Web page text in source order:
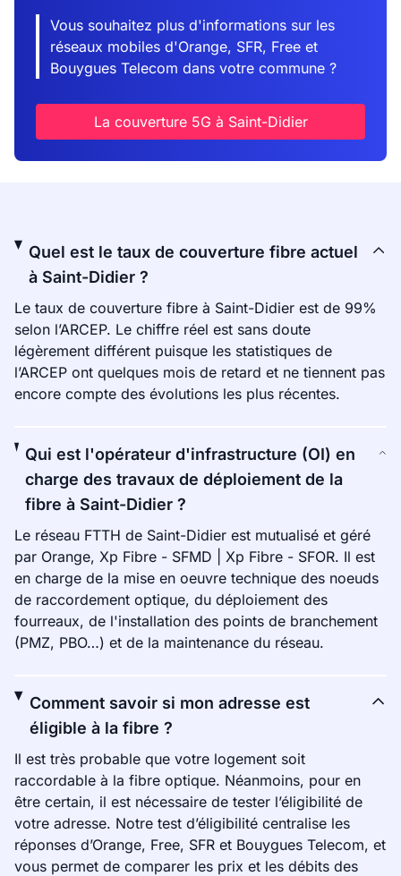
Vous souhaitez plus d'informations sur les
réseaux mobiles d'Orange, SFR, Free et
Bouygues Telecom dans votre commune ?
La couverture 5G à Saint-Didier
Quel est le taux de couverture fibre actuel
à Saint-Didier ?
Le taux de couverture fibre à Saint-Didier est de 99%
selon l’ARCEP. Le chiffre réel est sans doute
légèrement différent puisque les statistiques de
l’ARCEP ont quelques mois de retard et ne tiennent pas
encore compte des évolutions les plus récentes.
Qui est l'opérateur d'infrastructure (OI) en
charge des travaux de déploiement de la
fibre à Saint-Didier ?
Le réseau FTTH de Saint-Didier est mutualisé et géré
par Orange, Xp Fibre - SFMD | Xp Fibre - SFOR. Il est
en charge de la mise en oeuvre technique des noeuds
de raccordement optique, du déploiement des
fourreaux, de l'installation des points de branchement
(PMZ, PBO…) et de la maintenance du réseau.
Comment savoir si mon adresse est
éligible à la fibre ?
Il est très probable que votre logement soit
raccordable à la fibre optique. Néanmoins, pour en
être certain, il est nécessaire de tester l’éligibilité de
votre adresse. Notre test d’éligibilité centralise les
réponses d’Orange, Free, SFR et Bouygues Telecom, et
vous permet de comparer les prix et les débits des